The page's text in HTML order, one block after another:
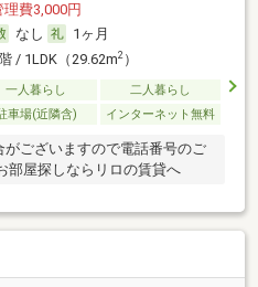
理費3,000円
なし
1ヶ月
/ 1LDK（29.62m2）
一人暮らし
二人暮らし
車場(近隣含) インターネット無料
がございますので電話番号のご
部屋探しならリロの賃貸へ